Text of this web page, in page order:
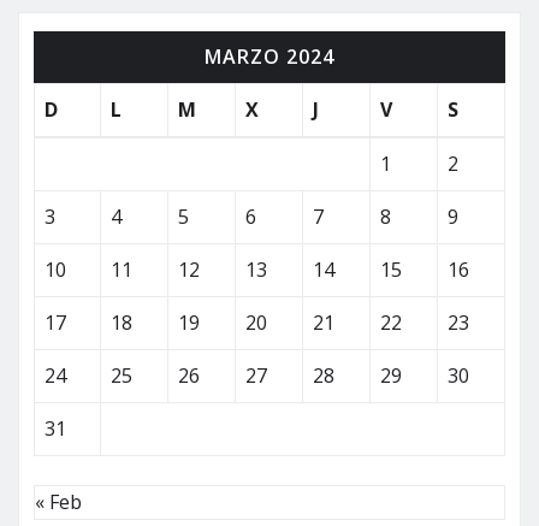
MARZO 2024
D
L M X J V S
1
2
3
4 5 6 7 8
9
10
11 12 13 14 15
16
17
18 19 20 21 22
23
24
25 26 27 28 29
30
31
« Feb